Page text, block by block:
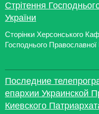
Стрітення
України
Сторінки Херсонського
Господнього
Последние
епархии Украинской
Киевского